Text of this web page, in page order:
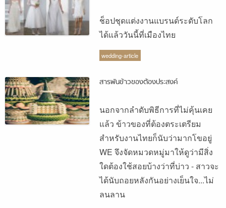
ช็อปชุดแต่งงานแบรนด์ระดับโลก
ได้แล้ววันนี้ที่เมืองไทย
wedding-article
สารพันข้าวของต้องประสงค์
นอกจากลำดับพิธีการที่ไม่คุ้นเคย
แล้ว ข้าวของที่ต้องตระเตรียม
สำหรับงานไทยก็นับว่ามากโขอยู่
WE จึงจัดหมวดหมู่มาให้ดูว่ามีสิ่ง
ใดต้องใช้สอยบ้างว่าที่บ่าว - สาวจะ
ได้นับถอยหลังกันอย่างเย็นใจ...ไม่
ลนลาน